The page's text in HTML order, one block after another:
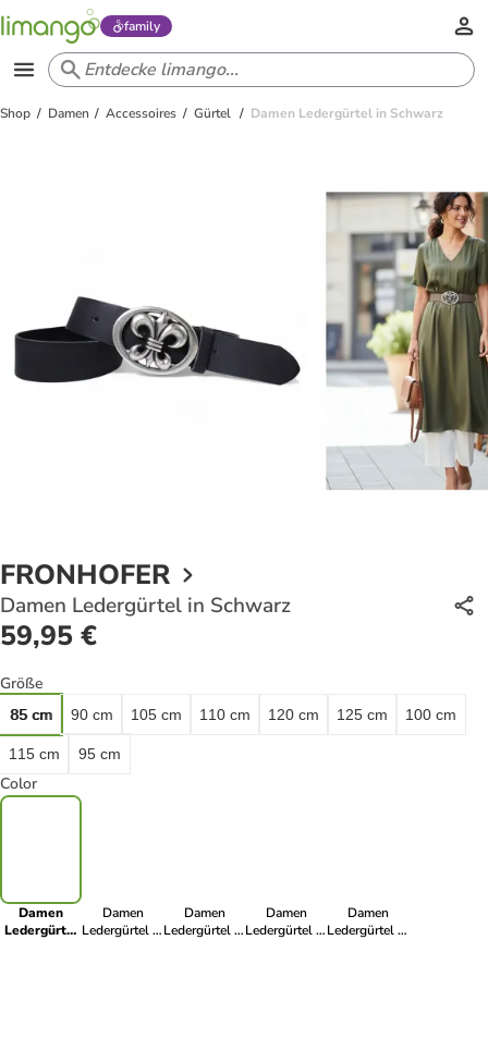
family
Shop Damen Accessoires Gürtel Damen Ledergürtel in Schwarz
FRONHOFER
Damen Ledergürtel in Schwarz
59,95 €
Größe
85 cm 90 cm 105 cm 110 cm 120 cm 125 cm 100 cm
115 cm 95 cm
Color
Damen
Ledergürtel
Damen
Ledergürtel in
Damen
Ledergürtel in
Damen
Ledergürtel in
Damen
Ledergürtel in